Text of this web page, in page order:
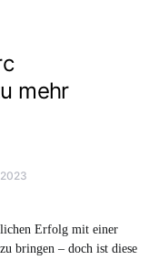
mehr
Erfolg mit einer
bringen – doch ist diese